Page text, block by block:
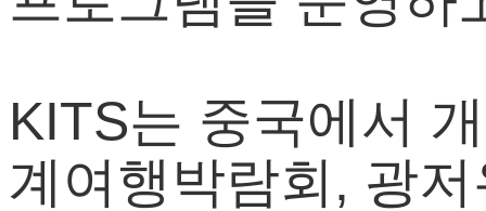
KITS는 중국에서
계여행박람회, 광